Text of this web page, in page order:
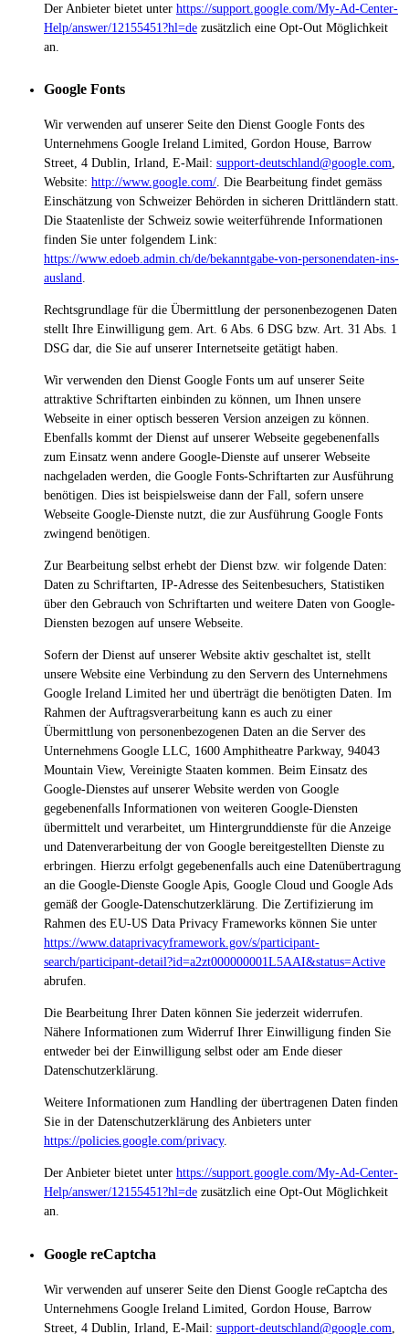
Der Anbieter bietet unter https://support.google.com/My-Ad-Center-
Help/answer/12155451?hl=de zusätzlich eine Opt-Out Möglichkeit
an.
Google Fonts
Wir verwenden auf unserer Seite den Dienst Google Fonts des
Unternehmens Google Ireland Limited, Gordon House, Barrow
Street, 4 Dublin, Irland, E-Mail: support-deutschland@google.com,
Website: http://www.google.com/. Die Bearbeitung findet gemäss
Einschätzung von Schweizer Behörden in sicheren Drittländern statt.
Die Staatenliste der Schweiz sowie weiterführende Informationen
finden Sie unter folgendem Link:
https://www.edoeb.admin.ch/de/bekanntgabe-von-personendaten-ins-
ausland.
Rechtsgrundlage für die Übermittlung der personenbezogenen Daten
stellt Ihre Einwilligung gem. Art. 6 Abs. 6 DSG bzw. Art. 31 Abs. 1
DSG dar, die Sie auf unserer Internetseite getätigt haben.
Wir verwenden den Dienst Google Fonts um auf unserer Seite
attraktive Schriftarten einbinden zu können, um Ihnen unsere
Webseite in einer optisch besseren Version anzeigen zu können.
Ebenfalls kommt der Dienst auf unserer Webseite gegebenenfalls
zum Einsatz wenn andere Google-Dienste auf unserer Webseite
nachgeladen werden, die Google Fonts-Schriftarten zur Ausführung
benötigen. Dies ist beispielsweise dann der Fall, sofern unsere
Webseite Google-Dienste nutzt, die zur Ausführung Google Fonts
zwingend benötigen.
Zur Bearbeitung selbst erhebt der Dienst bzw. wir folgende Daten:
Daten zu Schriftarten, IP-Adresse des Seitenbesuchers, Statistiken
über den Gebrauch von Schriftarten und weitere Daten von Google-
Diensten bezogen auf unsere Webseite.
Sofern der Dienst auf unserer Website aktiv geschaltet ist, stellt
unsere Website eine Verbindung zu den Servern des Unternehmens
Google Ireland Limited her und überträgt die benötigten Daten. Im
Rahmen der Auftragsverarbeitung kann es auch zu einer
Übermittlung von personenbezogenen Daten an die Server des
Unternehmens Google LLC, 1600 Amphitheatre Parkway, 94043
Mountain View, Vereinigte Staaten kommen. Beim Einsatz des
Google-Dienstes auf unserer Website werden von Google
gegebenenfalls Informationen von weiteren Google-Diensten
übermittelt und verarbeitet, um Hintergrunddienste für die Anzeige
und Datenverarbeitung der von Google bereitgestellten Dienste zu
erbringen. Hierzu erfolgt gegebenenfalls auch eine Datenübertragung
an die Google-Dienste Google Apis, Google Cloud und Google Ads
gemäß der Google-Datenschutzerklärung. Die Zertifizierung im
Rahmen des EU-US Data Privacy Frameworks können Sie unter
https://www.dataprivacyframework.gov/s/participant-
search/participant-detail?id=a2zt000000001L5AAI&status=Active
abrufen.
Die Bearbeitung Ihrer Daten können Sie jederzeit widerrufen.
Nähere Informationen zum Widerruf Ihrer Einwilligung finden Sie
entweder bei der Einwilligung selbst oder am Ende dieser
Datenschutzerklärung.
Weitere Informationen zum Handling der übertragenen Daten finden
Sie in der Datenschutzerklärung des Anbieters unter
https://policies.google.com/privacy.
Der Anbieter bietet unter https://support.google.com/My-Ad-Center-
Help/answer/12155451?hl=de zusätzlich eine Opt-Out Möglichkeit
an.
Google reCaptcha
Wir verwenden auf unserer Seite den Dienst Google reCaptcha des
Unternehmens Google Ireland Limited, Gordon House, Barrow
Street, 4 Dublin, Irland, E-Mail: support-deutschland@google.com,